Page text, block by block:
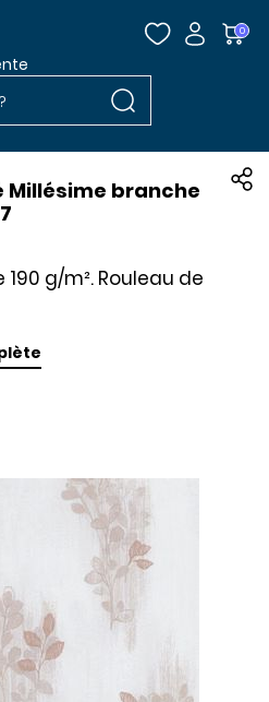
0
et aller au pied
Rechercher
Millésime branche
g/m². Rouleau de